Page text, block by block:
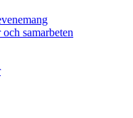
samarbeten